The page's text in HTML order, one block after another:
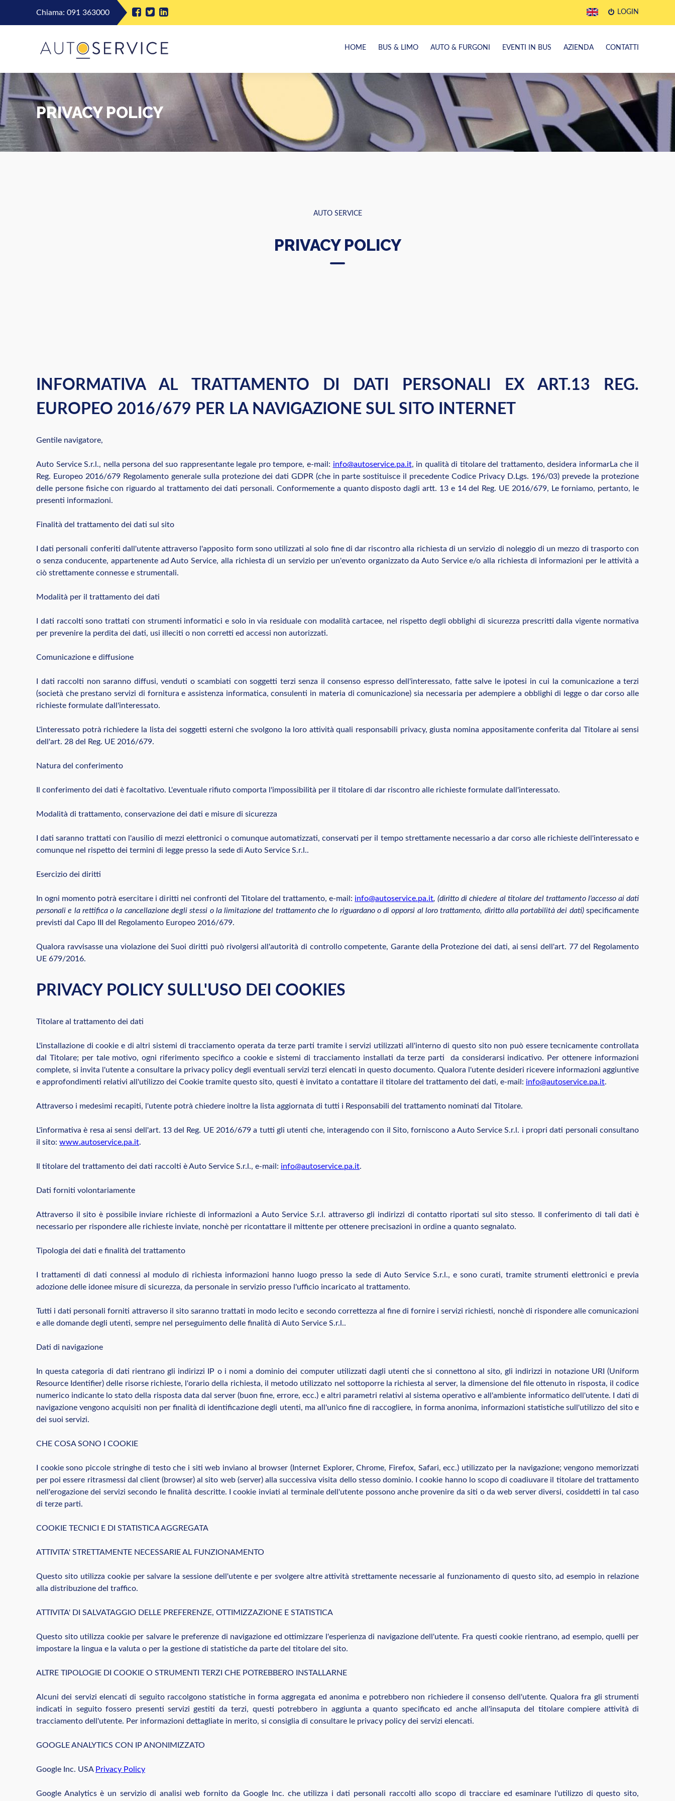
Chiama: 091 363000 LOGIN
HOME BUS & LIMO AUTO & FURGONI EVENTI IN BUS AZIENDA CONTATTI
PRIVACY POLICY
AUTO SERVICE
PRIVACY POLICY
INFORMATIVA AL TRATTAMENTO DI DATI PERSONALI EX ART.13 REG.
EUROPEO 2016/679 PER LA NAVIGAZIONE SUL SITO INTERNET
Gentile navigatore,
Auto Service S.r.l., nella persona del suo rappresentante legale pro tempore, e-mail: info@autoservice.pa.it, in qualità di titolare del trattamento, desidera informarLa che il
Reg. Europeo 2016/679 Regolamento generale sulla protezione dei dati GDPR (che in parte sostituisce il precedente Codice Privacy D.Lgs. 196/03) prevede la protezione
delle persone fisiche con riguardo al trattamento dei dati personali. Conformemente a quanto disposto dagli artt. 13 e 14 del Reg. UE 2016/679, Le forniamo, pertanto, le
presenti informazioni.
Finalità del trattamento dei dati sul sito
I dati personali conferiti dall'utente attraverso l'apposito form sono utilizzati al solo fine di dar riscontro alla richiesta di un servizio di noleggio di un mezzo di trasporto con
o senza conducente, appartenente ad Auto Service, alla richiesta di un servizio per un'evento organizzato da Auto Service e/o alla richiesta di informazioni per le attività a
ciò strettamente connesse e strumentali.
Modalità per il trattamento dei dati
I dati raccolti sono trattati con strumenti informatici e solo in via residuale con modalità cartacee, nel rispetto degli obblighi di sicurezza prescritti dalla vigente normativa
per prevenire la perdita dei dati, usi illeciti o non corretti ed accessi non autorizzati.
Comunicazione e diffusione
I dati raccolti non saranno diffusi, venduti o scambiati con soggetti terzi senza il consenso espresso dell'interessato, fatte salve le ipotesi in cui la comunicazione a terzi
(società che prestano servizi di fornitura e assistenza informatica, consulenti in materia di comunicazione) sia necessaria per adempiere a obblighi di legge o dar corso alle
richieste formulate dall'interessato.
L'interessato potrà richiedere la lista dei soggetti esterni che svolgono la loro attività quali responsabili privacy, giusta nomina appositamente conferita dal Titolare ai sensi
dell'art. 28 del Reg. UE 2016/679.
Natura del conferimento
Il conferimento dei dati è facoltativo. L'eventuale rifiuto comporta l'impossibilità per il titolare di dar riscontro alle richieste formulate dall'interessato.
Modalità di trattamento, conservazione dei dati e misure di sicurezza
I dati saranno trattati con l'ausilio di mezzi elettronici o comunque automatizzati, conservati per il tempo strettamente necessario a dar corso alle richieste dell'interessato e
comunque nel rispetto dei termini di legge presso la sede di Auto Service S.r.l..
Esercizio dei diritti
In ogni momento potrà esercitare i diritti nei confronti del Titolare del trattamento, e-mail: info@autoservice.pa.it, (diritto di chiedere al titolare del trattamento l'accesso ai dati
personali e la rettifica o la cancellazione degli stessi o la limitazione del trattamento che lo riguardano o di opporsi al loro trattamento, diritto alla portabilità dei dati) specificamente
previsti dal Capo III del Regolamento Europeo 2016/679.
Qualora ravvisasse una violazione dei Suoi diritti può rivolgersi all'autorità di controllo competente, Garante della Protezione dei dati, ai sensi dell'art. 77 del Regolamento
UE 679/2016.
PRIVACY POLICY SULL'USO DEI COOKIES
Titolare al trattamento dei dati
L'installazione di cookie e di altri sistemi di tracciamento operata da terze parti tramite i servizi utilizzati all'interno di questo sito non può essere tecnicamente controllata
dal Titolare; per tale motivo, ogni riferimento specifico a cookie e sistemi di tracciamento installati da terze parti da considerarsi indicativo. Per ottenere informazioni
complete, si invita l'utente a consultare la privacy policy degli eventuali servizi terzi elencati in questo documento. Qualora l'utente desideri ricevere informazioni aggiuntive
e approfondimenti relativi all'utilizzo dei Cookie tramite questo sito, questi è invitato a contattare il titolare del trattamento dei dati, e-mail: info@autoservice.pa.it.
Attraverso i medesimi recapiti, l'utente potrà chiedere inoltre la lista aggiornata di tutti i Responsabili del trattamento nominati dal Titolare.
L'informativa è resa ai sensi dell'art. 13 del Reg. UE 2016/679 a tutti gli utenti che, interagendo con il Sito, forniscono a Auto Service S.r.l. i propri dati personali consultano
il sito: www.autoservice.pa.it.
Il titolare del trattamento dei dati raccolti è Auto Service S.r.l., e-mail: info@autoservice.pa.it.
Dati forniti volontariamente
Attraverso il sito è possibile inviare richieste di informazioni a Auto Service S.r.l. attraverso gli indirizzi di contatto riportati sul sito stesso. Il conferimento di tali dati è
necessario per rispondere alle richieste inviate, nonchè per ricontattare il mittente per ottenere precisazioni in ordine a quanto segnalato.
Tipologia dei dati e finalità del trattamento
I trattamenti di dati connessi al modulo di richiesta informazioni hanno luogo presso la sede di Auto Service S.r.l., e sono curati, tramite strumenti elettronici e previa
adozione delle idonee misure di sicurezza, da personale in servizio presso l'ufficio incaricato al trattamento.
Tutti i dati personali forniti attraverso il sito saranno trattati in modo lecito e secondo correttezza al fine di fornire i servizi richiesti, nonchè di rispondere alle comunicazioni
e alle domande degli utenti, sempre nel perseguimento delle finalità di Auto Service S.r.l..
Dati di navigazione
In questa categoria di dati rientrano gli indirizzi IP o i nomi a dominio dei computer utilizzati dagli utenti che si connettono al sito, gli indirizzi in notazione URI (Uniform
Resource Identifier) delle risorse richieste, l'orario della richiesta, il metodo utilizzato nel sottoporre la richiesta al server, la dimensione del file ottenuto in risposta, il codice
numerico indicante lo stato della risposta data dal server (buon fine, errore, ecc.) e altri parametri relativi al sistema operativo e all'ambiente informatico dell'utente. I dati di
navigazione vengono acquisiti non per finalità di identificazione degli utenti, ma all'unico fine di raccogliere, in forma anonima, informazioni statistiche sull'utilizzo del sito e
dei suoi servizi.
CHE COSA SONO I COOKIE
I cookie sono piccole stringhe di testo che i siti web inviano al browser (Internet Explorer, Chrome, Firefox, Safari, ecc.) utilizzato per la navigazione; vengono memorizzati
per poi essere ritrasmessi dal client (browser) al sito web (server) alla successiva visita dello stesso dominio. I cookie hanno lo scopo di coadiuvare il titolare del trattamento
nell'erogazione dei servizi secondo le finalità descritte. I cookie inviati al terminale dell'utente possono anche provenire da siti o da web server diversi, cosiddetti in tal caso
di terze parti.
COOKIE TECNICI E DI STATISTICA AGGREGATA
ATTIVITA' STRETTAMENTE NECESSARIE AL FUNZIONAMENTO
Questo sito utilizza cookie per salvare la sessione dell'utente e per svolgere altre attività strettamente necessarie al funzionamento di questo sito, ad esempio in relazione
alla distribuzione del traffico.
ATTIVITA' DI SALVATAGGIO DELLE PREFERENZE, OTTIMIZZAZIONE E STATISTICA
Questo sito utilizza cookie per salvare le preferenze di navigazione ed ottimizzare l'esperienza di navigazione dell'utente. Fra questi cookie rientrano, ad esempio, quelli per
impostare la lingua e la valuta o per la gestione di statistiche da parte del titolare del sito.
ALTRE TIPOLOGIE DI COOKIE O STRUMENTI TERZI CHE POTREBBERO INSTALLARNE
Alcuni dei servizi elencati di seguito raccolgono statistiche in forma aggregata ed anonima e potrebbero non richiedere il consenso dell'utente. Qualora fra gli strumenti
indicati in seguito fossero presenti servizi gestiti da terzi, questi potrebbero in aggiunta a quanto specificato ed anche all'insaputa del titolare compiere attività di
tracciamento dell'utente. Per informazioni dettagliate in merito, si consiglia di consultare le privacy policy dei servizi elencati.
GOOGLE ANALYTICS CON IP ANONIMIZZATO
Google Inc. USA Privacy Policy
Google Analytics è un servizio di analisi web fornito da Google Inc. che utilizza i dati personali raccolti allo scopo di tracciare ed esaminare l'utilizzo di questo sito,